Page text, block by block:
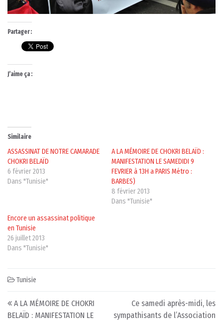
Partager :
J’aime ça :
Similaire
ASSASSINAT DE NOTRE CAMARADE
CHOKRI BELAÏD
6 février 2013
Dans "Tunisie"
A LA MÉMOIRE DE CHOKRI BELAÏD :
MANIFESTATION LE SAMEDIDI 9
FEVRIER à 13H a PARIS Métro :
BARBES)
8 février 2013
Dans "Tunisie"
Encore un assassinat politique
en Tunisie
26 juillet 2013
Dans "Tunisie"
Tunisie
Post navigation
A LA MÉMOIRE DE CHOKRI
BELAÏD : MANIFESTATION LE
Ce samedi après-midi, les
sympathisants de l’Association